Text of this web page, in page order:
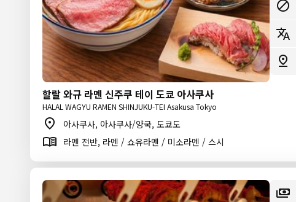
할랄 와규 라멘 신주쿠 테이 도쿄 아사쿠사
HALAL WAGYU RAMEN SHINJUKU-TEI Asakusa Tokyo
아사쿠사, 아사쿠사/양국, 도쿄도
라멘 전반, 라멘 / 쇼유라멘 / 미소라멘 / 스시